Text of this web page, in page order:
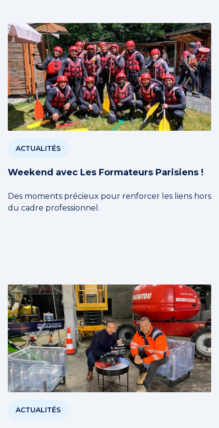
ACTUALITÉS
Weekend avec Les Formateurs Parisiens !
Des moments précieux pour renforcer les liens hors
du cadre professionnel.
ACTUALITÉS